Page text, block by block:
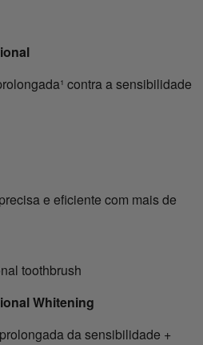
contra a sensibilidade
e eficiente com mais de
Whitening
da sensibilidade +